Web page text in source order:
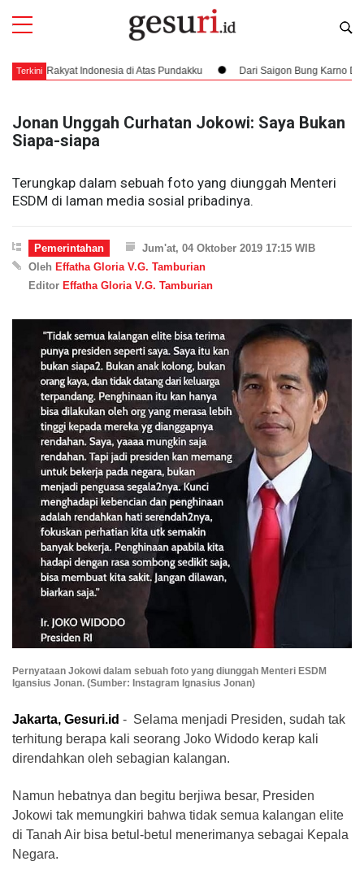
TerkiniIndonesia di Atas Pundakku Dari Saigon Bung Karno Datang
Jonan Unggah Curhatan Jokowi: Saya Bukan
Siapa-siapa
Terungkap dalam sebuah foto yang diunggah Menteri
ESDM di laman media sosial pribadinya.
Pemerintahan
Jum'at, 04 Oktober 2019 17:15 WIB
Oleh Effatha Gloria V.G. Tamburian
Editor Effatha Gloria V.G. Tamburian
Pernyataan Jokowi dalam sebuah foto yang diunggah Menteri ESDM
Igansius Jonan. (Sumber: Instagram Ignasius Jonan)
Jakarta, Gesuri.id - Selama menjadi Presiden, sudah tak
terhitung berapa kali seorang Joko Widodo kerap kali
direndahkan oleh sebagian kalangan.
Namun hebatnya dan begitu berjiwa besar, Presiden
Jokowi tak memungkiri bahwa tidak semua kalangan elite
di Tanah Air bisa betul-betul menerimanya sebagai Kepala
Negara.